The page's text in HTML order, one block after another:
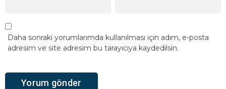
Daha sonraki yorumlarımda kullanılması için adım, e-posta
adresim ve site adresim bu tarayıcıya kaydedilsin.